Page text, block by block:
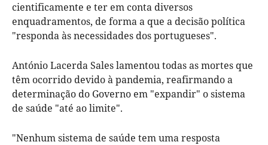
cientificamente e ter em conta diversos
enquadramentos, de forma a que a decisão política
"responda às necessidades dos portugueses".
António Lacerda Sales lamentou todas as mortes que
têm ocorrido devido à pandemia, reafirmando a
determinação do Governo em "expandir" o sistema
de saúde "até ao limite".
"Nenhum sistema de saúde tem uma resposta